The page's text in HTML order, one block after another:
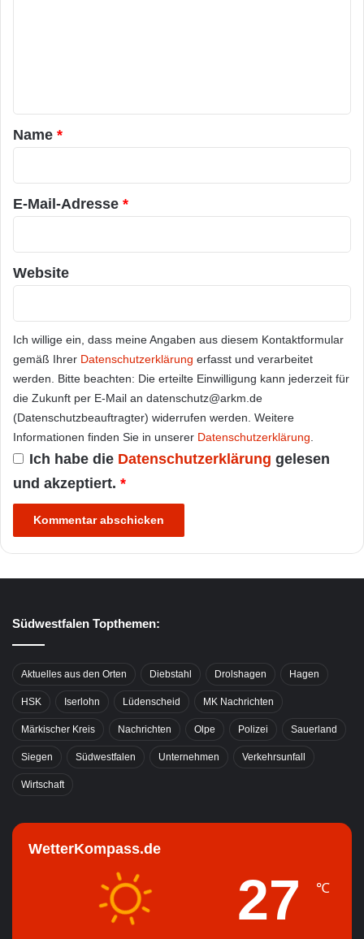
a
r
*
Name *
E-Mail-Adresse *
Website
Ich willige ein, dass meine Angaben aus diesem Kontaktformular
gemäß Ihrer Datenschutzerklärung erfasst und verarbeitet
werden. Bitte beachten: Die erteilte Einwilligung kann jederzeit für
die Zukunft per E-Mail an datenschutz@arkm.de
(Datenschutzbeauftragter) widerrufen werden. Weitere
Informationen finden Sie in unserer Datenschutzerklärung
Ich habe die Datenschutzerklärung gelesen
und akzeptiert. *
Südwestfalen Topthemen:
Aktuelles aus den Orten Diebstahl Drolshagen Hagen
HSK Iserlohn Lüdenscheid MK Nachrichten
Märkischer Kreis Nachrichten Olpe Polizei Sauerland
Siegen Südwestfalen Unternehmen Verkehrsunfall
Wirtschaft
WetterKompass.de
27 ℃